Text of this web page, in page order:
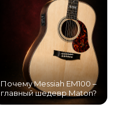
Почему Messiah EM100 –
главный шедевр Maton?